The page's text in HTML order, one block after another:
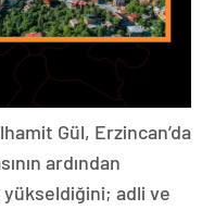
Gül, Erzincan’da
ardından
yükseldiğini; adli ve